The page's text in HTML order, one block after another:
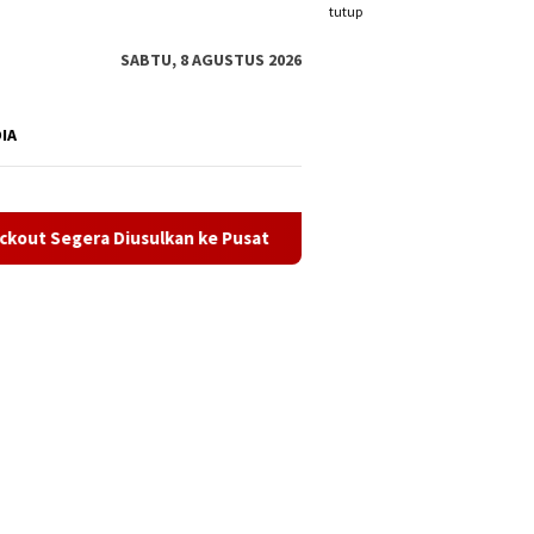
tutup
SABTU, 8 AGUSTUS 2026
ke Pusat Semarak HUT ke-81 RI, Imigrasi